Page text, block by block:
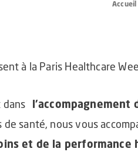
Accueil
à la Paris Healthcare
dans
santé, nous vous
et de la performance